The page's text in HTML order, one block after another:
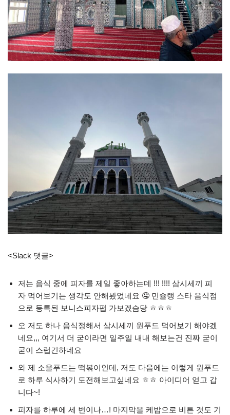
<Slack 댓글>
저는 음식 중에 피자를 제일 좋아하는데 !!! !!!! 삼시세끼 피
자 먹어보기는 생각도 안해봤었네요 🤤 민슐랭 스타 음식점
으로 등록된 보니스피자펍 가보겠슴당 ㅎㅎㅎ
오 저도 하나 음식정해서 삼시세끼 원푸드 먹어보기 해야겠
네요,,, 여기서 더 굳이라면 일주일 내내 해보는건 진짜 굳이
굳이 스럽긴하네요
와 제 소울푸드는 떡볶이인데, 저도 다음에는 이렇게 원푸드
로 하루 식사하기 도전해보고싶네요 ㅎㅎ 아이디어 얻고 갑
니다~!
피자를 하루에 세 번이나…! 마지막을 케밥으로 비튼 것도 기